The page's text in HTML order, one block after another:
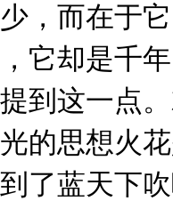
，而在于
它却是千
到这一点
的思想火
了蓝天下